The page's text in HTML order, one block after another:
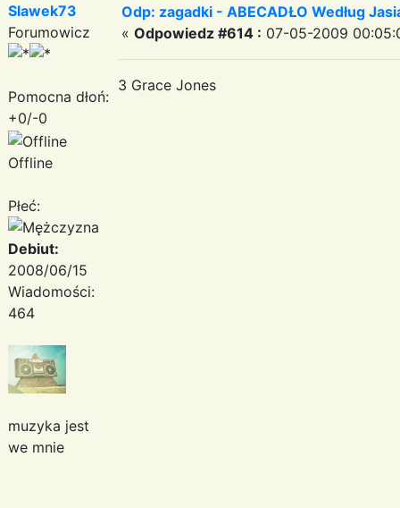
Slawek73
Forumowicz
Pomocna dłoń:
+0/-0
Offline
Płeć:
Debiut:
2008/06/15
Wiadomości:
464
muzyka jest
we mnie
Odp: zagadki - ABECADŁO Według
« Odpowiedz #614 : 07-05-2009
3 Grace Jones